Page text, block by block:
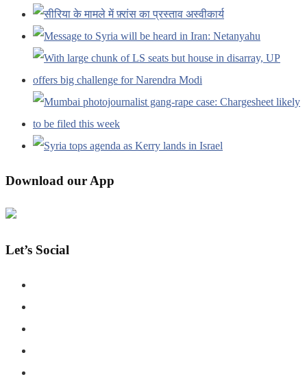
Download our App
Let’s Social